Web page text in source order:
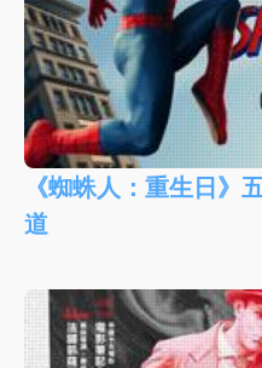
《蜘蛛人：重生日》
道